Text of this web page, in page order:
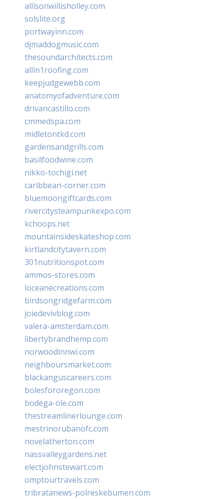
allisonwillisholley.com
solslite.org
portwayinn.com
djmaddogmusic.com
thesoundarchitects.com
allin1roofing.com
keepjudgewebb.com
anatomyofadventure.com
drivancastillo.com
cmmedspa.com
midletontkd.com
gardensandgrills.com
basilfoodwine.com
nikko-tochigi.net
caribbean-corner.com
bluemoongiftcards.com
rivercitysteampunkexpo.com
kchoops.net
mountainsideskateshop.com
kirtlandcitytavern.com
301nutritionspot.com
ammos-stores.com
loceanecreations.com
birdsongridgefarm.com
joiedevivblog.com
valera-amsterdam.com
libertybrandhemp.com
norwoodinnwi.com
neighboursmarket.com
blackanguscareers.com
bolesfororegon.com
bodega-ole.com
thestreamlinerlounge.com
mestrinorubanofc.com
novelatherton.com
nassvalleygardens.net
electjohnstewart.com
omptourtravels.com
tribratanews-polreskebumen.com